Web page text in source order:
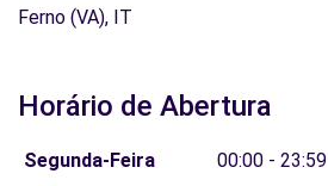
Ferno (VA), IT
Horário de Abertura
Segunda-Feira
00:00 - 23:59